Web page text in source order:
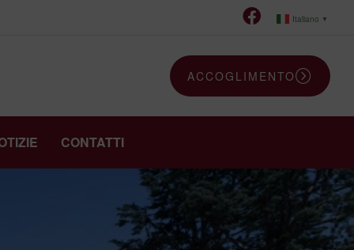
Italiano ▼
ACCOGLIMENTO
CONTATTI